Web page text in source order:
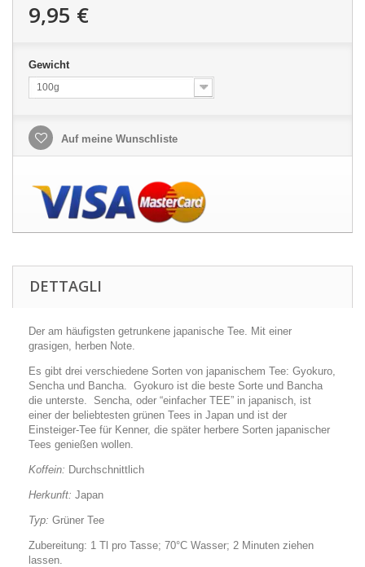
9,95 €
Gewicht
100g
Auf meine Wunschliste
DETTAGLI
Der am häufigsten getrunkene japanische Tee. Mit einer
grasigen, herben Note.
Es gibt drei verschiedene Sorten von japanischem Tee: Gyokuro,
Sencha und Bancha. Gyokuro ist die beste Sorte und Bancha
die unterste. Sencha, oder “einfacher TEE” in japanisch, ist
einer der beliebtesten grünen Tees in Japan und ist der
Einsteiger-Tee für Kenner, die später herbere Sorten japanischer
Tees genießen wollen.
Koffein: Durchschnittlich
Herkunft: Japan
Typ: Grüner Tee
Zubereitung: 1 Tl pro Tasse; 70°C Wasser; 2 Minuten ziehen
lassen.